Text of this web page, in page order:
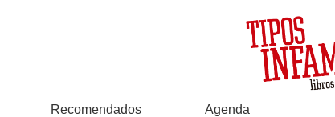
Recomendados Agenda